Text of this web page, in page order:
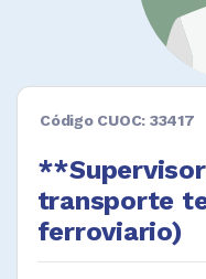
Código CUOC: 33417
transporte
ferroviario)